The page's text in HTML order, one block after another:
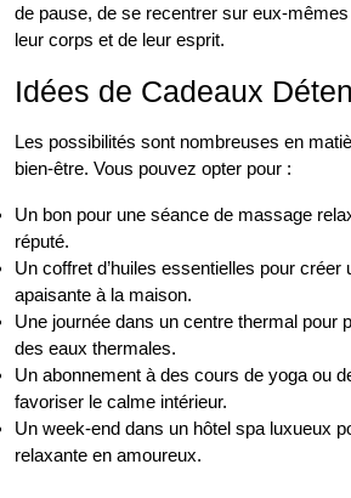
de pause, de se recentrer sur eux-
leur corps et de leur esprit.
Idées de Cadeaux
Les possibilités sont nombreuses en
bien-être. Vous pouvez opter pour :
Un bon pour une séance de massage
réputé.
Un coffret d’huiles essentielles pour créer
apaisante à la maison.
Une journée dans un centre thermal pour
des eaux thermales.
Un abonnement à des cours de yoga ou
favoriser le calme intérieur.
Un week-end dans un hôtel spa luxueux
relaxante en amoureux.